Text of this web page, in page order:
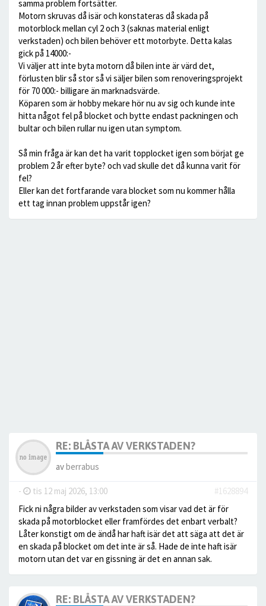
samma problem fortsätter.
Motorn skruvas då isär och konstateras då skada på
motorblock mellan cyl 2 och 3 (saknas material enligt
verkstaden) och bilen behöver ett motorbyte. Detta kalas
gick på 14000:-
Vi väljer att inte byta motorn då bilen inte är värd det,
förlusten blir så stor så vi säljer bilen som renoveringsprojekt
för 70 000:- billigare än marknadsvärde.
Köparen som är hobby mekare hör nu av sig och kunde inte
hitta något fel på blocket och bytte endast packningen och
bultar och bilen rullar nu igen utan symptom.
Så min fråga är kan det ha varit topplocket igen som börjat ge
problem 2 år efter byte? och vad skulle det då kunna varit för
fel?
Eller kan det fortfarande vara blocket som nu kommer hålla
ett tag innan problem uppstår igen?
RE: BLÅSTA AV VERKSTADEN?
avberrabus
- tis 12 maj 2026, 13:00
#1628894
Fick ni några bilder av verkstaden som visar vad det är för
skada på motorblocket eller framfördes det enbart verbalt?
Låter konstigt om de ändå har haft isär det att säga att det är
en skada på blocket om det inte är så. Hade de inte haft isär
motorn utan det var en gissning är det en annan sak.
RE: BLÅSTA AV VERKSTADEN?